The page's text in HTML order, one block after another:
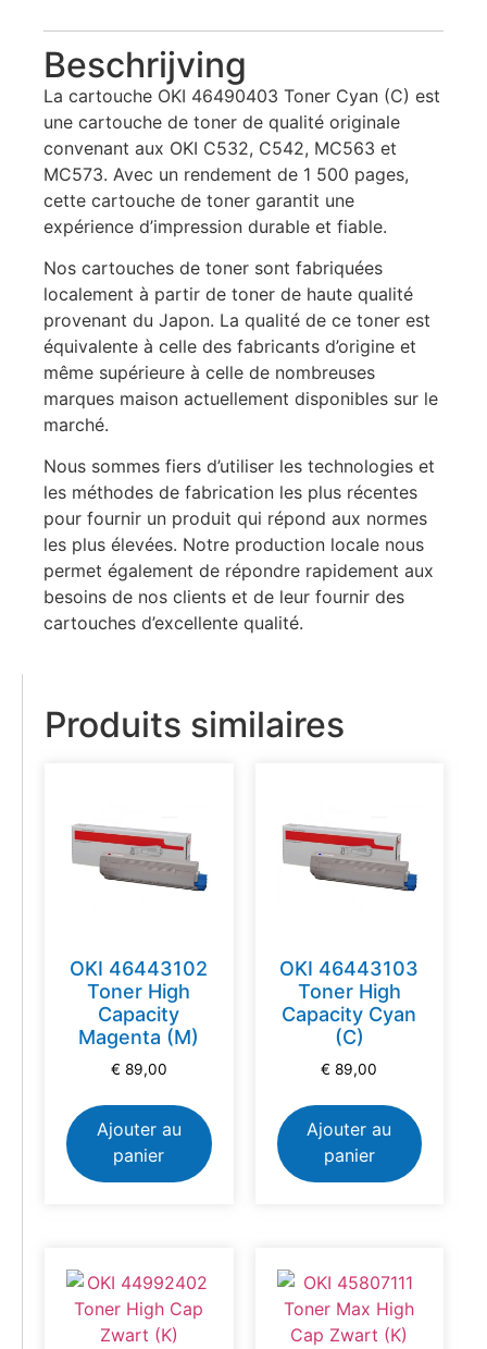
Beschrijving
La cartouche OKI 46490403 Toner Cyan (C) est
une cartouche de toner de qualité originale
convenant aux OKI C532, C542, MC563 et
MC573. Avec un rendement de 1 500 pages,
cette cartouche de toner garantit une
expérience d’impression durable et fiable.
Nos cartouches de toner sont fabriquées
localement à partir de toner de haute qualité
provenant du Japon. La qualité de ce toner est
équivalente à celle des fabricants d’origine et
même supérieure à celle de nombreuses
marques maison actuellement disponibles sur le
marché.
Nous sommes fiers d’utiliser les technologies et
les méthodes de fabrication les plus récentes
pour fournir un produit qui répond aux normes
les plus élevées. Notre production locale nous
permet également de répondre rapidement aux
besoins de nos clients et de leur fournir des
cartouches d’excellente qualité.
Produits similaires
OKI 46443102
Toner High
Capacity
Magenta (M)
€ 89,00
Ajouter au
panier
OKI 46443103
Toner High
Capacity Cyan
(C)
€ 89,00
Ajouter au
panier